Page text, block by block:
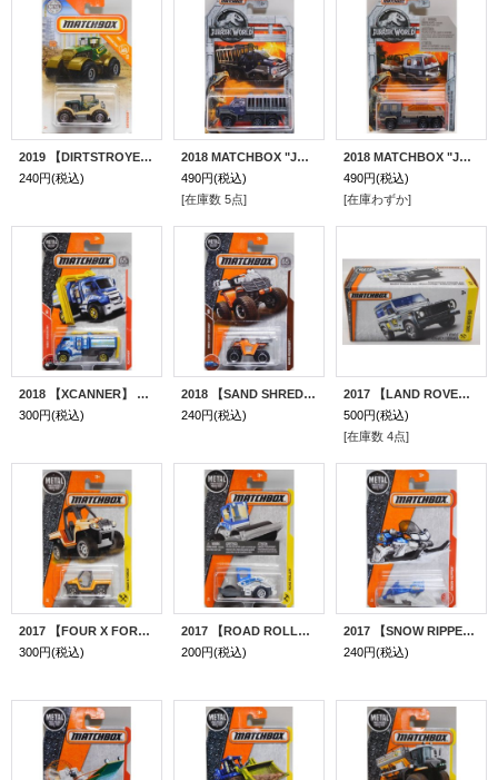
2019 【DIRTSTROYER】 GREEN-TAN
240円(税込)
2018 MATCHBOX "JURASSIC WORLD" 【ARMORED ACTION TRANSPORTER】 DK.GRAYPURPLE
490円(税込)
[在庫数 5点]
2018 MATCHBOX "JURASSIC WORLD" 【OFF-ROAD RESCUE RIG】 FLAT DK.GRAY
490円(税込)
[在庫わずか]
2018 【XCANNER】 BLUE-YELLOW
300円(税込)
2018 【SAND SHREDDER】 ORANGE-GRAY
240円(税込)
2017 【LAND ROVER 90】 SILVER (BOXパッケージ）
500円(税込)
[在庫数 4点]
2017 【FOUR X FORCE】 ORANGE
300円(税込)
2017 【ROAD ROLLER】 WHITE-BLUE
200円(税込)
2017 【SNOW RIPPER】 BLUE-WHITE
240円(税込)